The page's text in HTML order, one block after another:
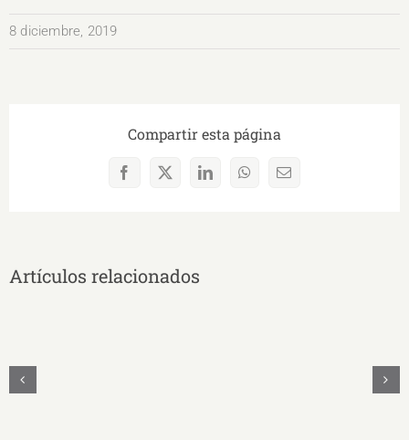
8 diciembre, 2019
Compartir esta página
Facebook
X LinkedInWhatsAppCorreo
Artículos relacionados